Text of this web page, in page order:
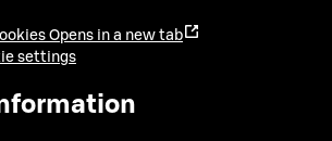
Opens in a new tab
settings